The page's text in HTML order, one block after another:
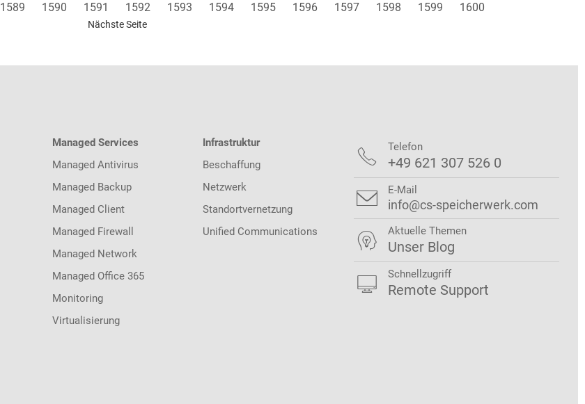
1589 1590 1591 1592 1593 1594 1595 1596 1597 1598 1599 1600
Nächste Seite
Managed Services
Managed Antivirus
Managed Backup
Managed Client
Managed Firewall
Managed Network
Managed Office 365
Monitoring
Virtualisierung
Infrastruktur
Beschaffung
Netzwerk
Standortvernetzung
Unified Communications
 Telefon
+49 621 307 526 0
 E-Mail
info@cs-speicherwerk.com
 Aktuelle Themen
Unser Blog
 Schnellzugriff
Remote Support